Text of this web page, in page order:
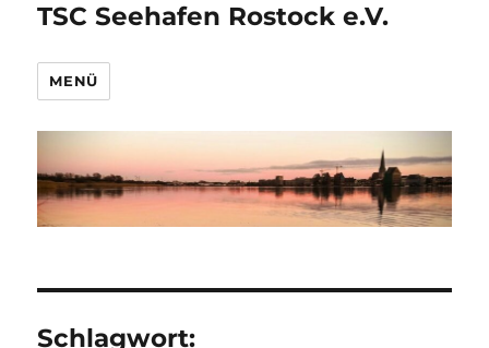
TSC Seehafen Rostock e.V.
MENÜ
Schlagwort: